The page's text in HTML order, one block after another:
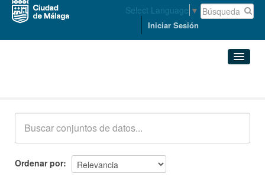
Select Language ▼
Iniciar Sesión
Ordenar por